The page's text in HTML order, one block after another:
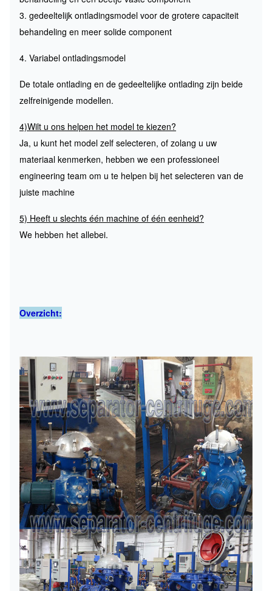
3. gedeeltelijk ontladingsmodel voor de grotere capaciteit
behandeling en meer solide component
4. Variabel ontladingsmodel
De totale ontlading en de gedeeltelijke ontlading zijn beide
zelfreinigende modellen.
4)Wilt u ons helpen het model te kiezen?
Ja, u kunt het model zelf selecteren, of zolang u uw
materiaal kenmerken, hebben we een professioneel
engineering team om u te helpen bij het selecteren van de
juiste machine
5) Heeft u slechts één machine of één eenheid?
We hebben het allebei.
Overzicht: